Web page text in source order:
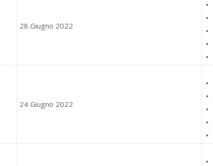
28 Giugno 2022
24 Giugno 2022